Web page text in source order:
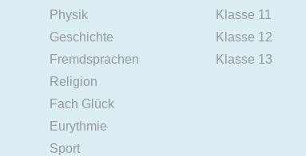
Physik
Geschichte
Fremdsprachen
Religion
Fach Glück
Eurythmie
Sport
Klasse 11
Klasse 12
Klasse 13